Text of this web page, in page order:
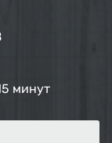
минут